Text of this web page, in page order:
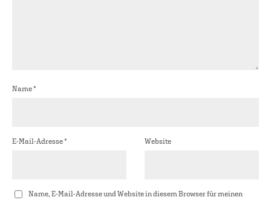
Name*
E-Mail-Adresse* Website
Name, E-Mail-Adresse und Website in diesem Browser für meinen